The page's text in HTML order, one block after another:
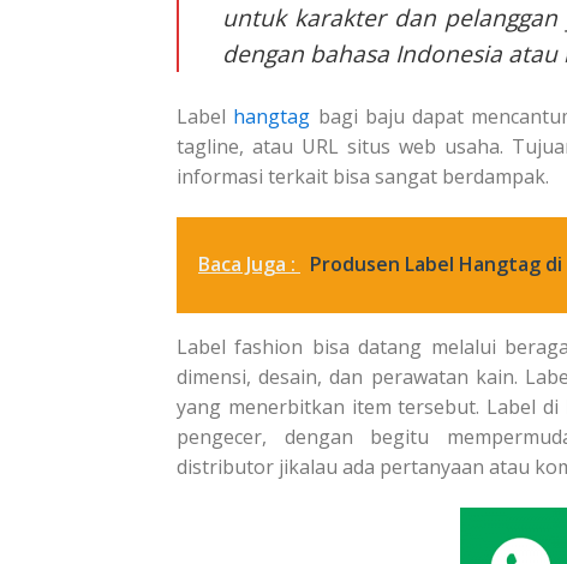
untuk karakter dan
dengan bahasa Indonesia atau
Label hangtag bagi baju dapat
tagline, atau URL situs web usaha.
informasi terkait bisa sangat berdampak.
Baca Juga : Produsen Label Hangtag
Label fashion bisa datang melalui
dimensi, desain, dan perawatan kain.
yang menerbitkan item tersebut. Label
pengecer, dengan begitu
distributor jikalau ada pertanyaan atau